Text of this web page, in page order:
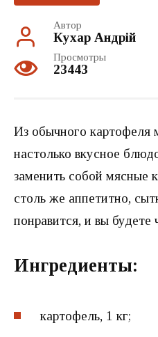
Автор
Кухар Андрій
Просмотры
23443
Из обычного картофеля
настолько вкусное
заменить собой мясные
столь же аппетитно,
понравится, и вы будете
Ингредиенты:
картофель, 1 кг;